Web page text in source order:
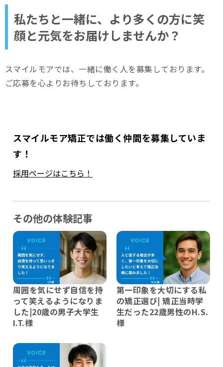
私たちと一緒に、より多くの方に笑
顔と元気をお届けしませんか？
スマイルモアでは、一緒に働く人を募集しております。
ご応募を心よりお待ちしております。
スマイルモア矯正では働く仲間を募集していま
す！
採用ページはこちら！
その他の体験記事
周囲を気にせず自信を持
って笑えるようになりま
した|20歳の男子大学生
I.T.様
第一印象を大切にする私
の矯正選び| 矯正当時学
生だった22歳男性のH.S.
様